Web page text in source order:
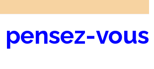
pensez-vous